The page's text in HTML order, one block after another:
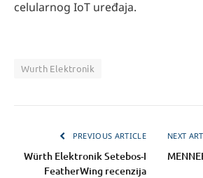
celularnog IoT uređaja.
Wurth Elektronik
PREVIOUS ARTICLE
Würth Elektronik Setebos-I
FeatherWing recenzija
NEXT